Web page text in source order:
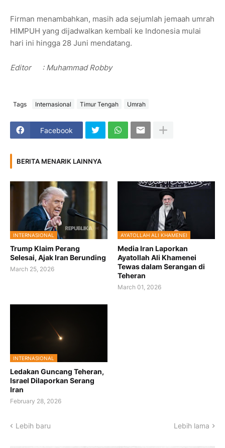
Firman menambahkan, masih ada sejumlah jemaah umrah
HIMPUH yang dijadwalkan kembali ke Indonesia mulai
hari ini hingga 28 Juni mendatang.
Editor : Muhammad Robby
Tags Internasional Timur Tengah Umrah
Facebook
BERITA MENARIK LAINNYA
INTERNASIONAL
Trump Klaim Perang
Selesai, Ajak Iran Berunding
March 25, 2026
AYATOLLAH ALI KHAMENEI
Media Iran Laporkan
Ayatollah Ali Khamenei
Tewas dalam Serangan di
Teheran
March 01, 2026
INTERNASIONAL
Ledakan Guncang Teheran,
Israel Dilaporkan Serang
Iran
February 28, 2026
Lebih baru Lebih lama